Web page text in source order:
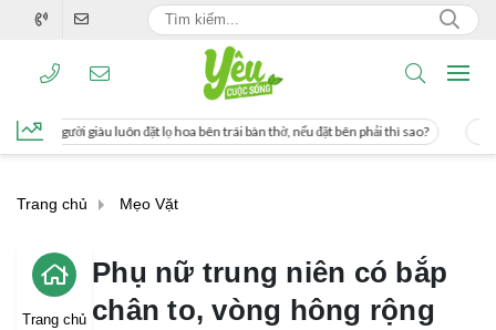
lọ hoa bên trái bàn thờ, nếu đặt bên phải thì sao? Cách uống nước mía
Trang chủ Mẹo Vặt
Trang chủ
Phụ nữ trung niên có bắp
chân to, vòng hông rộng